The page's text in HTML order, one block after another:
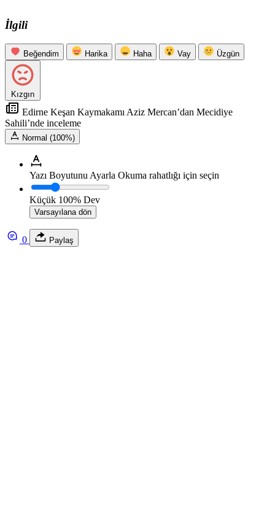
İlgili
Beğendim Harika Haha Vay Üzgün
Kızgın
Edirne Keşan Kaymakamı Aziz Mercan’dan Mecidiye
Sahili’nde inceleme
Normal (100%)
Yazı Boyutunu Ayarla Okuma rahatlığı için seçin
Küçük 100% Dev
Varsayılana dön
0 Paylaş